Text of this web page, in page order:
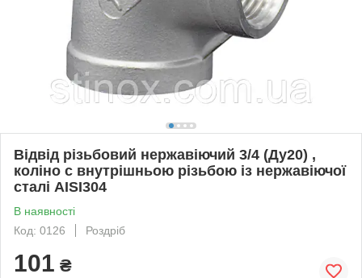
Відвід різьбовий нержавіючий 3/4 (Ду20) ,
коліно с внутрішньою різьбою із нержавіючої
сталі AISI304
В наявності
Код: 0126
Роздріб
101 ₴